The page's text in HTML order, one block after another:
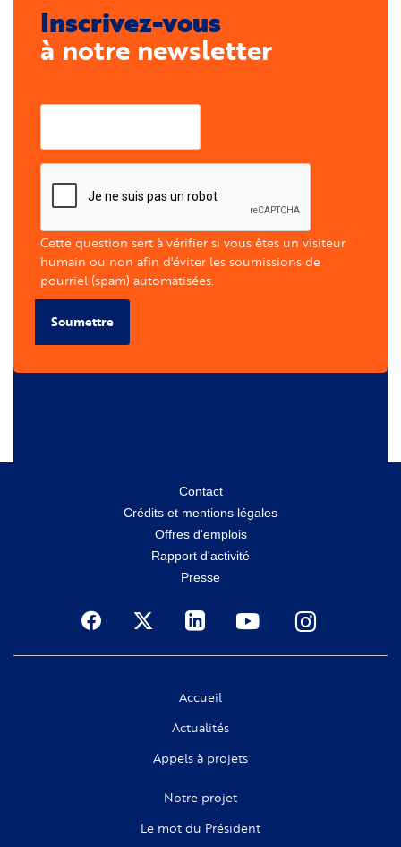
Inscrivez-vous
à notre newsletter
Cette question sert à vérifier si vous êtes un visiteur
humain ou non afin d'éviter les soumissions de
pourriel (spam) automatisées.
Soumettre
Contact
Crédits et mentions légales
Offres d'emplois
Rapport d'activité
Presse
Social
Accueil
Actualités
Appels à projets
Notre projet
Le mot du Président